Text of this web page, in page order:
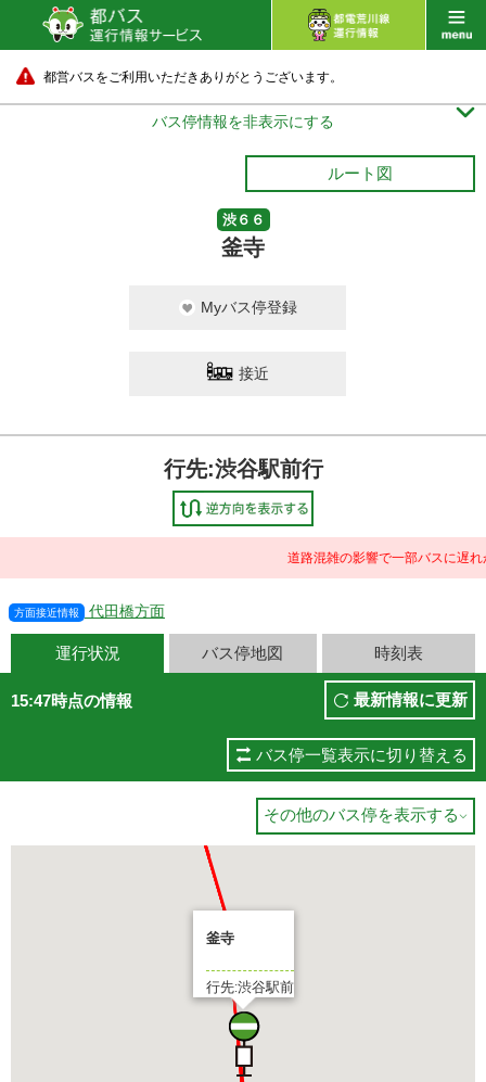
都営バスをご利用いただきありがとうございます。
バス停情報を非表示にする 
ルート図
渋６６
釜寺
Myバス停登録
接近
行先:渋谷駅前行
道路混雑の影響で一部バスに遅
方面接近情報 代田橋方面
運行状況 バス停地図 時刻表
15:47時点の情報 最新情報に更新
バス停一覧表示に切り替える
その他のバス停を表示する 
釜寺
行先:渋谷駅前